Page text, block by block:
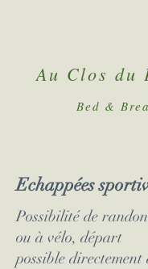
Au Clos du
Bed &
Echappées
Possibilité de
ou à vélo, départ
possible